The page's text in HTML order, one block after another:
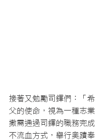
接著又勉勵司鐸們：「
父的使命，視為一種志
撒需通過司鐸的職務完
不流血方式，舉行奧蹟